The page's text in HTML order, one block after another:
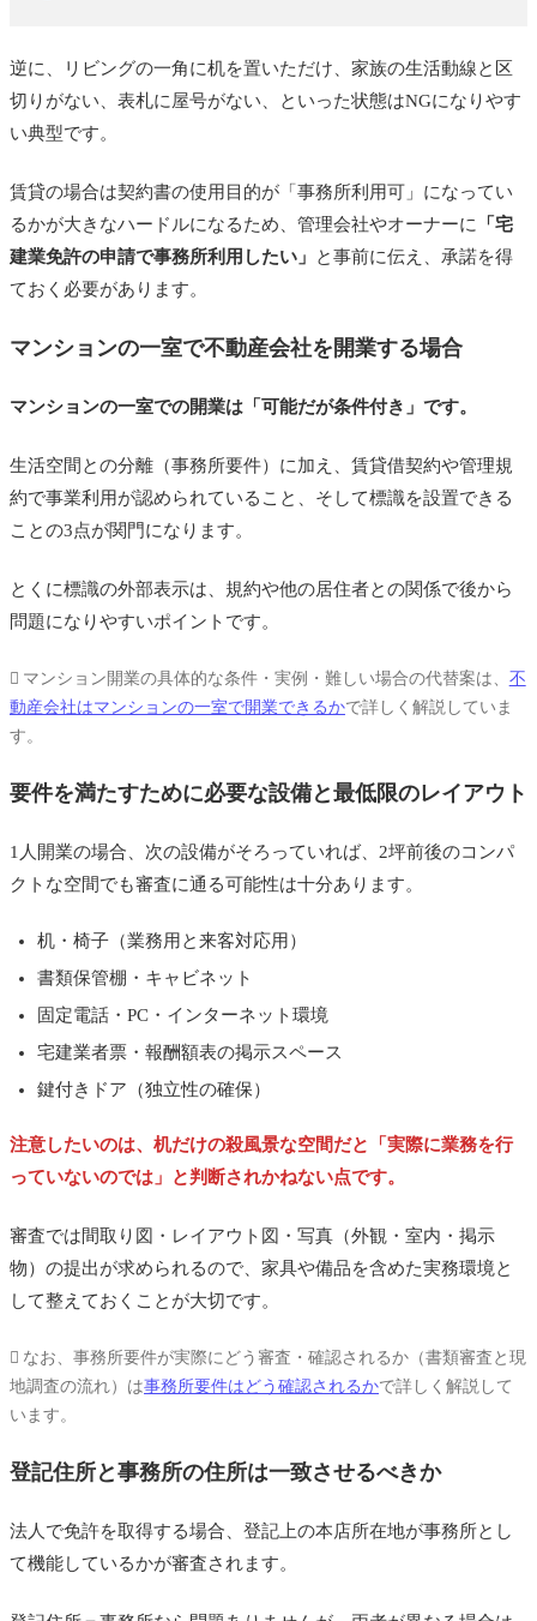
逆に、リビングの一角に机を置いただけ、家族の生活動線と区
切りがない、表札に屋号がない、といった状態はNGになりやす
い典型です。
賃貸の場合は契約書の使用目的が「事務所利用可」になってい
るかが大きなハードルになるため、管理会社やオーナーに 「宅
建業免許の申請で事務所利用したい」
と事前に伝え、承諾を得
ておく必要があります。
マンションの一室で不動産会社を開業する場合
マンションの一室での開業は「可能だが条件付き」です。
生活空間との分離（事務所要件）に加え、賃貸借契約や管理規
約で事業利用が認められていること、そして標識を設置できる
ことの3点が関門になります。
とくに標識の外部表示は、規約や他の居住者との関係で後から
問題になりやすいポイントです。
マンション開業の具体的な条件・実例・難しい場合の代替案は、 不
動産会社はマンションの一室で開業できるかで詳しく解説していま
す。
要件を満たすために必要な設備と最低限のレイアウト
1人開業の場合、次の設備がそろっていれば、2坪前後のコンパ
クトな空間でも審査に通る可能性は十分あります。
机・椅子（業務用と来客対応用）
書類保管棚・キャビネット
固定電話・PC・インターネット環境
宅建業者票・報酬額表の掲示スペース
鍵付きドア（独立性の確保）
注意したいのは、机だけの殺風景な空間だと「実際に業務を行
っていないのでは」と判断されかねない点です。
審査では間取り図・レイアウト図・写真（外観・室内・掲示
物）の提出が求められるので、家具や備品を含めた実務環境と
して整えておくことが大切です。
なお、事務所要件が実際にどう審査・確認されるか（書類審査と現
地調査の流れ）は事務所要件はどう確認されるかで詳しく解説して
います。
登記住所と事務所の住所は一致させるべきか
法人で免許を取得する場合、登記上の本店所在地が事務所とし
て機能しているかが審査されます。